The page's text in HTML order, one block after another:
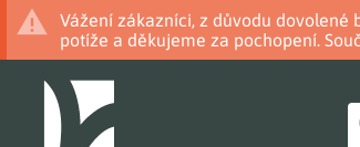
Vážení zákazníci, z důvodu dovolené
potíže a děkujeme za pochopení.